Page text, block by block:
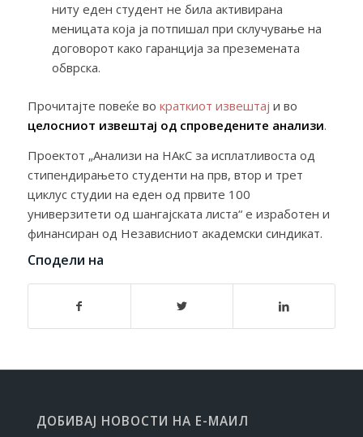
ниту еден студент не била активирана
меницата која ја потпишал при склучување на
договорот како гаранција за преземената
обврска.
Прочитајте повеќе во краткиот извештај и во
целосниот извештај од спроведените анализи.
Проектот „Aнализи на НАкС за исплатливоста од
стипендирањето студенти на прв, втор и трет
циклус студии на еден од првите 100
универзитети од шангајската листа“ е изработен и
финансиран од Независниот академски синдикат.
Сподели на
ДОБИВАЈ НОВОСТИ НА Е-МАИЛ